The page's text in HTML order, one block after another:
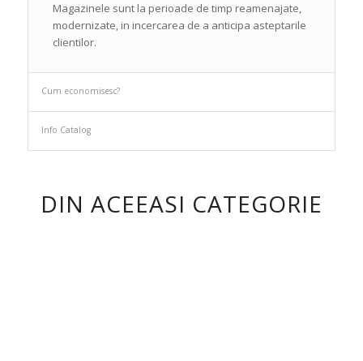
Magazinele sunt la perioade de timp reamenajate,
modernizate, in incercarea de a anticipa asteptarile
clientilor.
Cum economisesc?
Info Catalog
DIN ACEEASI CATEGORIE